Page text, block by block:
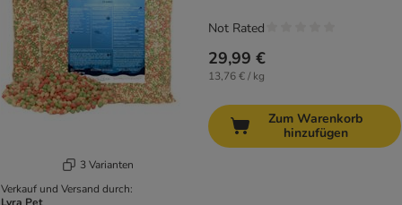
3 Varianten
Verkauf und Versand durch:
29,99 €
13,76 € / kg
Not Rated
Zum Warenkorb
hinzufügen